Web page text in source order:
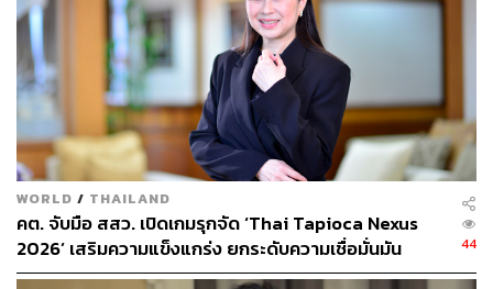
ผ่านแอปพลิเคชันต่างๆ ที่คุณสะดวกหรือใช้งานอยู่แล้วได้เลย
TAGS: พิชัย นริพทะพันธุ์ กระทรวงพาณิชย์ การส่งออก
WORLD / THAILAND
คต. จับมือ สสว. เปิดเกมรุกจัด ‘Thai Tapioca Nexus
2026’ เสริมความแข็งแกร่ง ยกระดับความเชื่อมั่นมัน
สำปะหลังไทยในตลาดโลก
44